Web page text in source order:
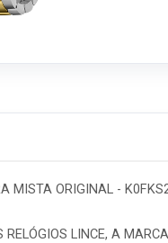
MISTA ORIGINAL -
RELÓGIOS LINCE, A